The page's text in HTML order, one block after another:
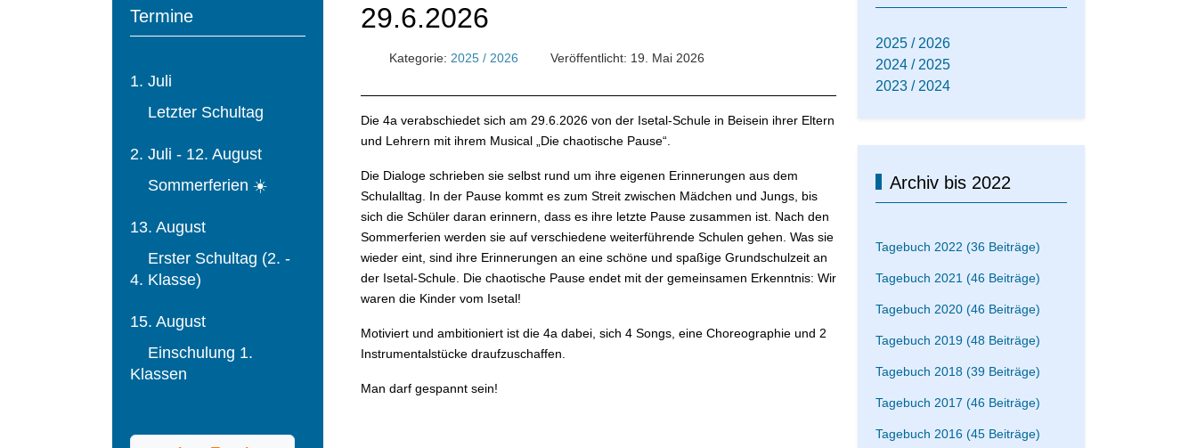
Termine
1. Juli
Letzter Schultag
2. Juli - 12. August
Sommerferien ☀️
13. August
Erster Schultag (2. -
4. Klasse)
15. August
Einschulung 1.
Klassen
29.6.2026
Kategorie: 2025 / 2026 Veröffentlicht: 19. Mai 2026
Die 4a verabschiedet sich am 29.6.2026 von der Isetal-Schule in Beisein ihrer Eltern
und Lehrern mit ihrem Musical „Die chaotische Pause“.
Die Dialoge schrieben sie selbst rund um ihre eigenen Erinnerungen aus dem
Schulalltag. In der Pause kommt es zum Streit zwischen Mädchen und Jungs, bis
sich die Schüler daran erinnern, dass es ihre letzte Pause zusammen ist. Nach den
Sommerferien werden sie auf verschiedene weiterführende Schulen gehen. Was sie
wieder eint, sind ihre Erinnerungen an eine schöne und spaßige Grundschulzeit an
der Isetal-Schule. Die chaotische Pause endet mit der gemeinsamen Erkenntnis: Wir
waren die Kinder vom Isetal!
Motiviert und ambitioniert ist die 4a dabei, sich 4 Songs, eine Choreographie und 2
Instrumentalstücke draufzuschaffen.
Man darf gespannt sein!
2025 / 2026
2024 / 2025
2023 / 2024
Archiv bis 2022
Tagebuch 2022 (36 Beiträge)
Tagebuch 2021 (46 Beiträge)
Tagebuch 2020 (46 Beiträge)
Tagebuch 2019 (48 Beiträge)
Tagebuch 2018 (39 Beiträge)
Tagebuch 2017 (46 Beiträge)
Tagebuch 2016 (45 Beiträge)